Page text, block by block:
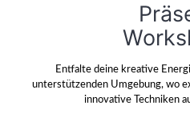
Entfalte deine kreative
unterstützenden Umgebung, wo
innovative Techniken